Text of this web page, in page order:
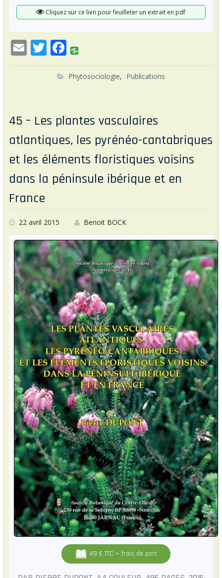
Cliquez sur ce lien pour feuilleter un extrait en pdf
E T
itt
F
e
o
k
Phytosociologie, Publications
45 – Les plantes vasculaires
atlantiques, les pyrénéo-cantabriques
et les éléments floristiques voisins
dans la péninsule ibérique et en
France
22 avril 2015 Benoit BOCK
49 € TTC + frais de port